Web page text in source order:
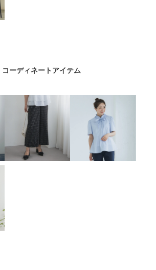
コーディネートアイテム